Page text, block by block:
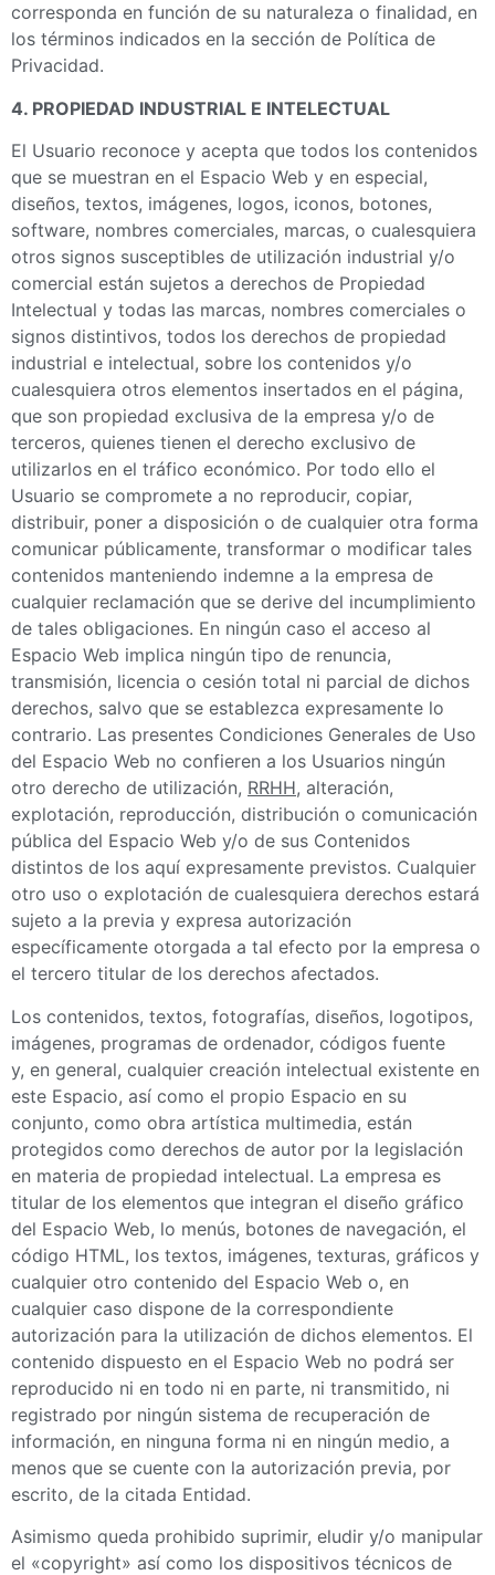
corresponda en función de su naturaleza o finalidad, en
los términos indicados en la sección de Política de
Privacidad.
4. PROPIEDAD INDUSTRIAL E INTELECTUAL
El Usuario reconoce y acepta que todos los contenidos
que se muestran en el Espacio Web y en especial,
diseños, textos, imágenes, logos, iconos, botones,
software, nombres comerciales, marcas, o cualesquiera
otros signos susceptibles de utilización industrial y/o
comercial están sujetos a derechos de Propiedad
Intelectual y todas las marcas, nombres comerciales o
signos distintivos, todos los derechos de propiedad
industrial e intelectual, sobre los contenidos y/o
cualesquiera otros elementos insertados en el página,
que son propiedad exclusiva de la empresa y/o de
terceros, quienes tienen el derecho exclusivo de
utilizarlos en el tráfico económico. Por todo ello el
Usuario se compromete a no reproducir, copiar,
distribuir, poner a disposición o de cualquier otra forma
comunicar públicamente, transformar o modificar tales
contenidos manteniendo indemne a la empresa de
cualquier reclamación que se derive del incumplimiento
de tales obligaciones. En ningún caso el acceso al
Espacio Web implica ningún tipo de renuncia,
transmisión, licencia o cesión total ni parcial de dichos
derechos, salvo que se establezca expresamente lo
contrario. Las presentes Condiciones Generales de Uso
del Espacio Web no confieren a los Usuarios ningún
otro derecho de utilización, RRHH, alteración,
explotación, reproducción, distribución o comunicación
pública del Espacio Web y/o de sus Contenidos
distintos de los aquí expresamente previstos. Cualquier
otro uso o explotación de cualesquiera derechos estará
sujeto a la previa y expresa autorización
específicamente otorgada a tal efecto por la empresa o
el tercero titular de los derechos afectados.
Los contenidos, textos, fotografías, diseños, logotipos,
imágenes, programas de ordenador, códigos fuente
y, en general, cualquier creación intelectual existente en
este Espacio, así como el propio Espacio en su
conjunto, como obra artística multimedia, están
protegidos como derechos de autor por la legislación
en materia de propiedad intelectual. La empresa es
titular de los elementos que integran el diseño gráfico
del Espacio Web, lo menús, botones de navegación, el
código HTML, los textos, imágenes, texturas, gráficos y
cualquier otro contenido del Espacio Web o, en
cualquier caso dispone de la correspondiente
autorización para la utilización de dichos elementos. El
contenido dispuesto en el Espacio Web no podrá ser
reproducido ni en todo ni en parte, ni transmitido, ni
registrado por ningún sistema de recuperación de
información, en ninguna forma ni en ningún medio, a
menos que se cuente con la autorización previa, por
escrito, de la citada Entidad.
Asimismo queda prohibido suprimir, eludir y/o manipular
el «copyright» así como los dispositivos técnicos de